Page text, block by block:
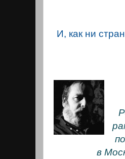
И, как ни
в